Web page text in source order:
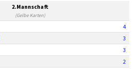
2.Mannschaft
(Gelbe Karten)
4
3
3
2